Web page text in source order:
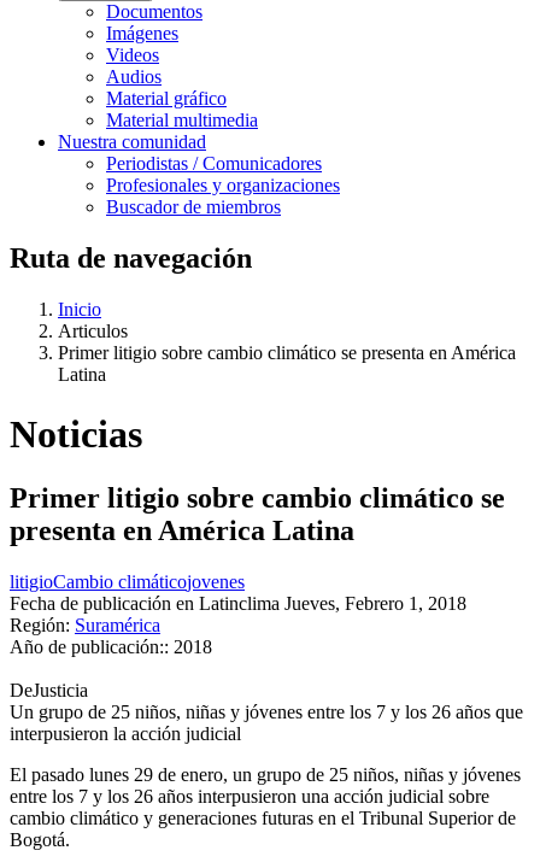
Documentos
Imágenes
Videos
Audios
Material gráfico
Material multimedia
Nuestra comunidad
Periodistas / Comunicadores
Profesionales y organizaciones
Buscador de miembros
Ruta de navegación
Inicio
Articulos
Primer litigio sobre cambio climático se presenta en América
Latina
Noticias
Primer litigio sobre cambio climático se
presenta en América Latina
litigioCambio climáticojovenes
Fecha de publicación en Latinclima Jueves, Febrero 1, 2018
Región: Suramérica
Año de publicación:: 2018
DeJusticia
Un grupo de 25 niños, niñas y jóvenes entre los 7 y los 26 años que
interpusieron la acción judicial
El pasado lunes 29 de enero, un grupo de 25 niños, niñas y jóvenes
entre los 7 y los 26 años interpusieron una acción judicial sobre
cambio climático y generaciones futuras en el Tribunal Superior de
Bogotá.